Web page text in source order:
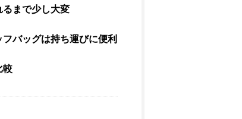
まで少し大変
バッグは持ち運びに便利
較